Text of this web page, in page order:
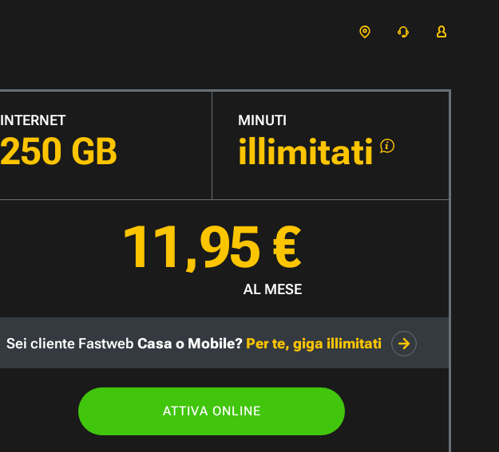
INTERNET
250 GB
MINUTI
illimitati
11,95 €
AL MESE
Sei cliente Fastweb Casa o Mobile? Per te, giga illimitati
ATTIVA ONLINE